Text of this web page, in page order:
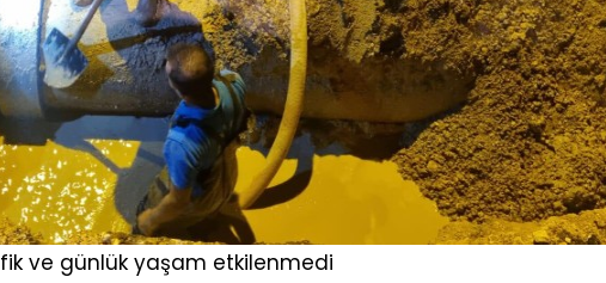
ve günlük yaşam etkilenmedi